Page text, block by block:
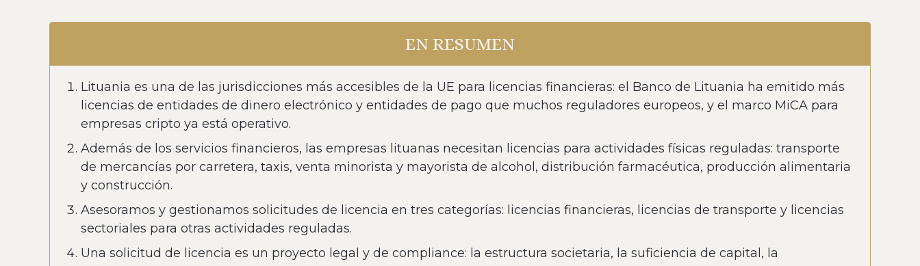
EN RESUMEN
Lituania es una de las jurisdicciones más accesibles de la UE para licencias financieras: el Banco de Lituania ha emitido más
licencias de entidades de dinero electrónico y entidades de pago que muchos reguladores europeos, y el marco MiCA para
empresas cripto ya está operativo.
Además de los servicios financieros, las empresas lituanas necesitan licencias para actividades físicas reguladas: transporte
de mercancías por carretera, taxis, venta minorista y mayorista de alcohol, distribución farmacéutica, producción alimentaria
y construcción.
Asesoramos y gestionamos solicitudes de licencia en tres categorías: licencias financieras, licencias de transporte y licencias
sectoriales para otras actividades reguladas.
Una solicitud de licencia es un proyecto legal y de compliance: la estructura societaria, la suficiencia de capital, la